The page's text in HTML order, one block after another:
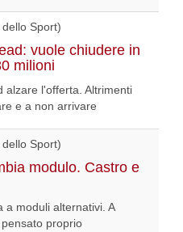
Sport)
vuole chiudere in
milioni
alzare l'offerta. Altrimenti
e a non arrivare
Sport)
modulo. Castro e
a moduli alternativi. A
proprio